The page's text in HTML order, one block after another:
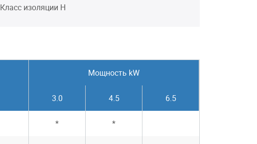
Класс изоляции H
Мощность kW
3.0 4.5 6.5
* *